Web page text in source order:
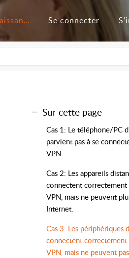
Base de connaissances Se connecter
Sur cette page
Cas 1: Le téléphone/PC
parvient pas à se
VPN.
Cas 2: Les appareils
connectent correctement
VPN, mais ne peuvent
Internet.
Cas 3: Les périphériques
connectent correctement
VPN, mais ne peuvent